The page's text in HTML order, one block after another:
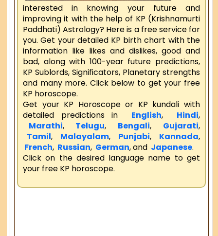
interested in knowing your future and
improving it with the help of KP (Krishnamurti
Paddhati) Astrology? Here is a free service for
you. Get your detailed KP birth chart with the
information like likes and dislikes, good and
bad, along with 100-year future predictions,
KP Sublords, Significators, Planetary strengths
and many more. Click below to get your free
KP horoscope.
Get your KP Horoscope or KP kundali with
detailed predictions in
English, Hindi,
Marathi, Telugu, Bengali, Gujarati,
Tamil, Malayalam, Punjabi, Kannada,
French, Russian, German, and Japanese.
Click on the desired language name to get
your free KP horoscope.